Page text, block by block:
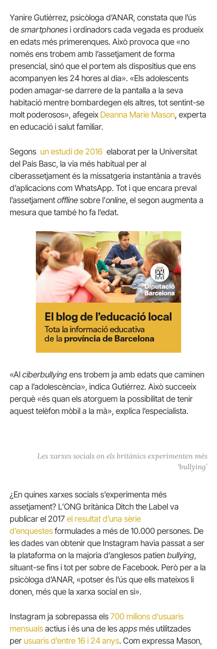
Yanire Gutiérrez, psicòloga d’ANAR, constata que l’ús
de smartphones i ordinadors cada vegada es produeix
en edats més primerenques. Això provoca que «no
només ens trobem amb l’assetjament de forma
presencial, sinó que el portem als dispositius que ens
acompanyen les 24 hores al dia». «Els adolescents
poden amagar-se darrere de la pantalla a la seva
habitació mentre bombardegen els altres, tot sentint-se
molt poderosos», afegeix Deanna Marie Mason, experta
en educació i salut familiar.
Segons un estudi de 2016 elaborat per la Universitat
del País Basc, la via més habitual per al
ciberassetjament és la missatgeria instantània a través
d’aplicacions com WhatsApp. Tot i que encara preval
l’assetjament offline sobre l’online, el segon augmenta a
mesura que també ho fa l’edat.
«Al ciberbullying ens trobem ja amb edats que caminen
cap a l’adolescència», indica Gutiérrez. Això succeeix
perquè «és quan els atorguem la possibilitat de tenir
aquest telèfon mòbil a la mà», explica l’especialista.
Les xarxes socials on els britànics experimenten més
‘bullying’
¿En quines xarxes socials s’experimenta més
assetjament? L’ONG britànica Ditch the Label va
publicar el 2017 el resultat d’una sèrie
d’enquestes formulades a més de 10.000 persones. De
les dades van obtenir que Instagram havia passat a ser
la plataforma on la majoria d’anglesos patien bullying,
situant-se fins i tot per sobre de Facebook. Però per a la
psicòloga d’ANAR, «potser és l’ús que ells mateixos li
donen, més que la xarxa social en si».
Instagram ja sobrepassa els 700 milions d’usuaris
mensuals actius i és una de les apps més utilitzades
per usuaris d’entre 16 i 24 anys. Com expressa Mason,